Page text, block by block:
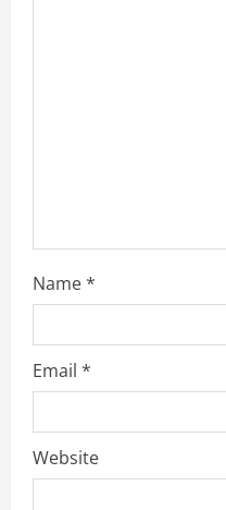
Name*
Email *
Website